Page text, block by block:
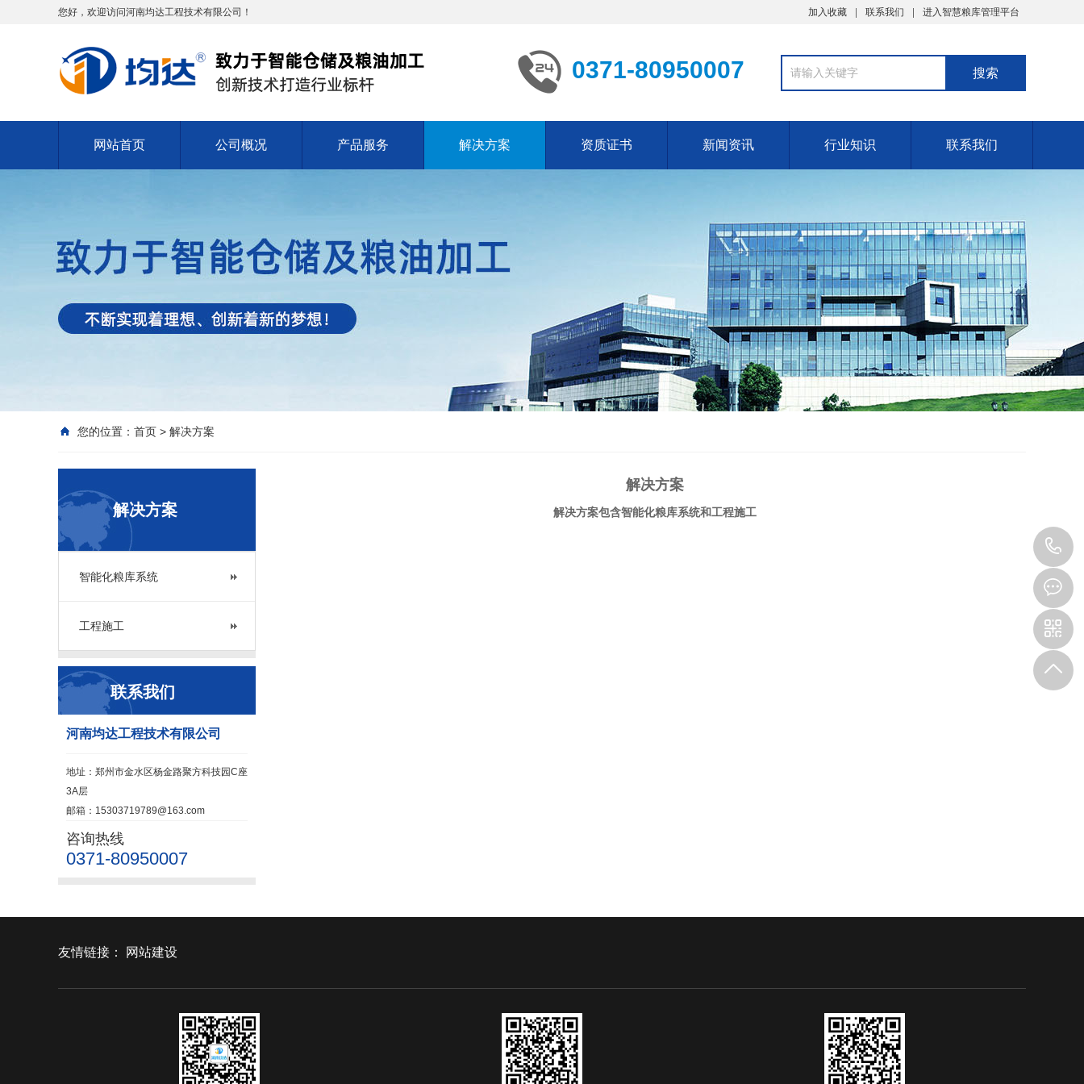
您好，欢迎访问河南均达工程技术有限公司！ 加入收藏 联系我们 进入智慧粮库管理平台
0371-80950007
网站首页 公司概况 产品服务 解决方案 资质证书 新闻资讯 行业知识 联系我们
您的位置： 首页 > 解决方案
解决方案
智能化粮库系统
工程施工
联系我们
河南均达工程技术有限公司
地址：郑州市金水区杨金路聚方科技园C座
3A层
邮箱：15303719789@163.com
咨询热线
0371-80950007
解决方案
解决方案包含智能化粮库系统和工程施工
友情链接： 网站建设